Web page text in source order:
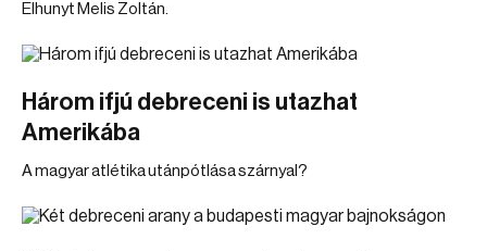
Elhunyt Melis Zoltán.
Három ifjú debreceni is utazhat
Amerikába
A magyar atlétika utánpótlása szárnyal?